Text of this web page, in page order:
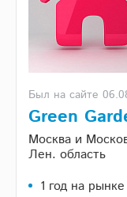
Был на сайте
Green
Москва и
Лен. область
1 год на рынке